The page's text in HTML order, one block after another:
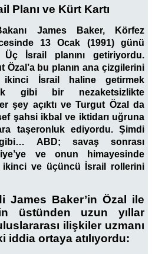
Planı ve Kürt Kartı
James Baker, Körfez
13 Ocak (1991) günü
Üç İsrail planını getiriyordu.
Özal’a bu planın ana çizgilerini
ikinci İsrail haline getirmek
gibi bir nezaketsizlikte
şey açıktı ve Turgut Özal da
şahsi ikbal ve iktidarı uğruna
taşeronluk ediyordu. Şimdi
gibi… ABD; savaş sonrası
ve onun himayesinde
ikinci ve üçüncü İsrail rollerini
James Baker’in Özal ile
üstünden uzun yıllar
ilişkiler uzmanı
iddia ortaya atılıyordu: